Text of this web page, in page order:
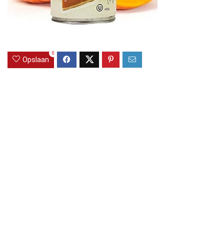
Opslaan
0